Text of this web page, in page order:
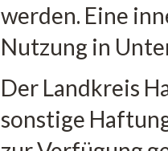
werden. Eine
Nutzung in
Der Landkreis
sonstige